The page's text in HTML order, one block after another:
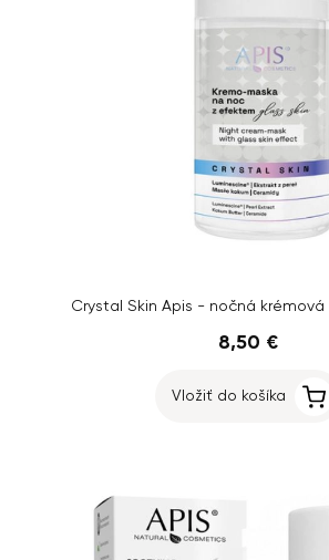
Crystal Skin Apis - nočná krémová
8,50 €
Vložiť do košíka